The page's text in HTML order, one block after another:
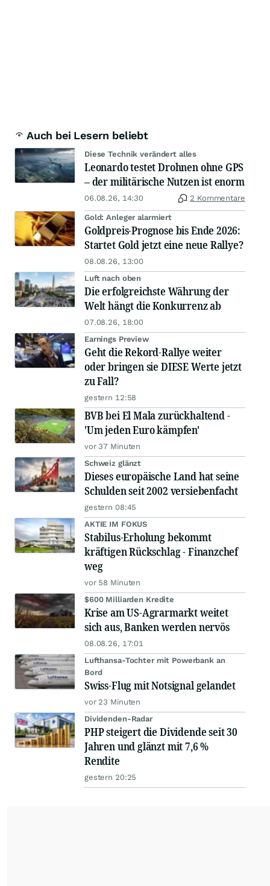
Auch bei Lesern beliebt
Diese Technik verändert alles
Leonardo testet Drohnen ohne GPS
– der militärische Nutzen ist enorm
06.08.26, 14:30 2 Kommentare
Gold: Anleger alarmiert
Goldpreis-Prognose bis Ende 2026:
Startet Gold jetzt eine neue Rallye?
08.08.26, 13:00
Luft nach oben
Die erfolgreichste Währung der
Welt hängt die Konkurrenz ab
07.08.26, 18:00
Earnings Preview
Geht die Rekord-Rallye weiter
oder bringen sie DIESE Werte jetzt
zu Fall?
gestern 12:58
BVB bei El Mala zurückhaltend -
'Um jeden Euro kämpfen'
vor 37 Minuten
Schweiz glänzt
Dieses europäische Land hat seine
Schulden seit 2002 versiebenfacht
gestern 08:45
AKTIE IM FOKUS
Stabilus-Erholung bekommt
kräftigen Rückschlag - Finanzchef
weg
vor 58 Minuten
$600 Milliarden Kredite
Krise am US-Agrarmarkt weitet
sich aus, Banken werden nervös
08.08.26, 17:01
Lufthansa-Tochter mit Powerbank an
Bord
Swiss-Flug mit Notsignal gelandet
vor 23 Minuten
Dividenden-Radar
PHP steigert die Dividende seit 30
Jahren und glänzt mit 7,6 %
Rendite
gestern 20:25